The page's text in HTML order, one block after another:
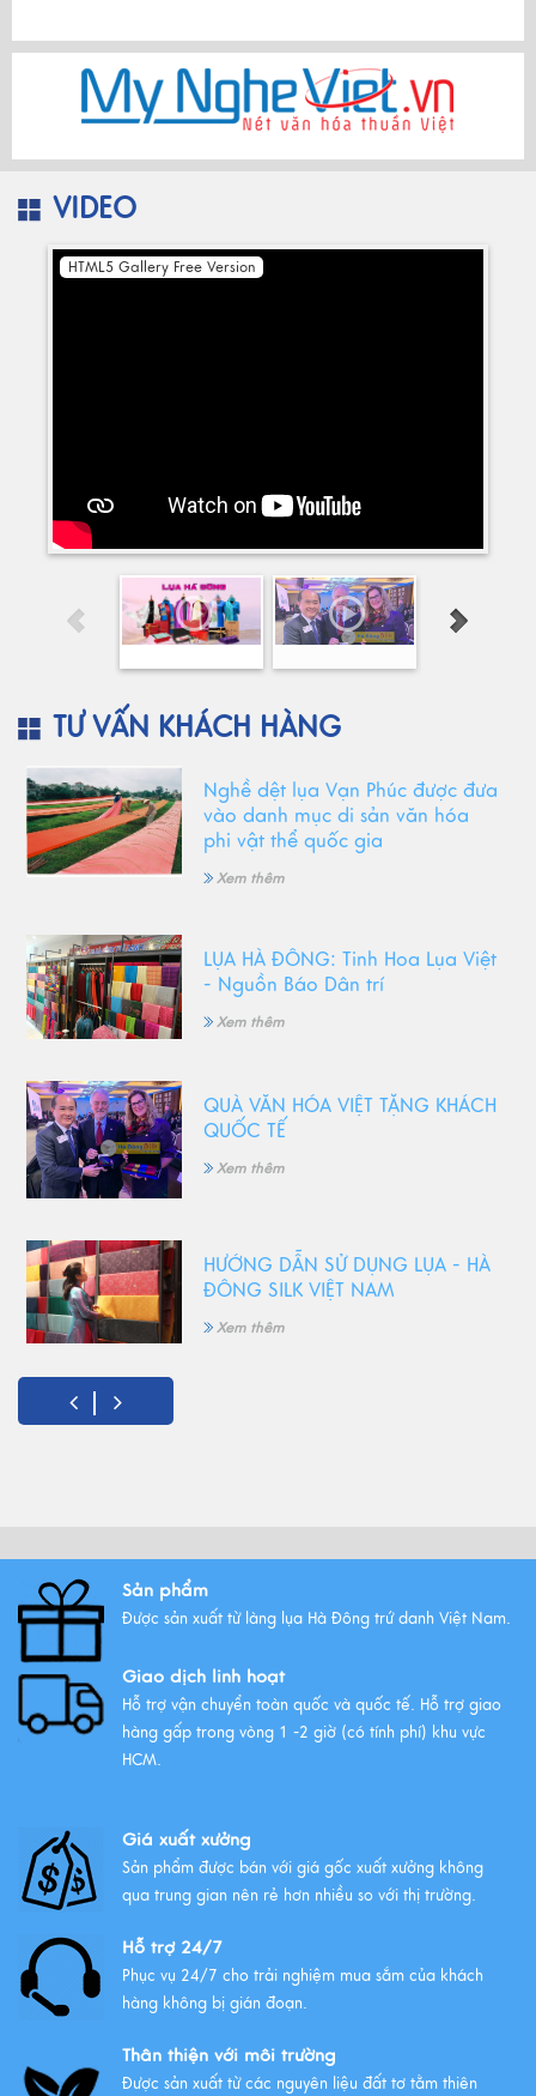
VIDEO
HTML5 Gallery Free Version
TƯ VẤN KHÁCH HÀNG
Nghề dệt lụa Vạn Phúc được đưa
vào danh mục di sản văn hóa
phi vật thể quốc gia
Xem thêm
LỤA HÀ ĐÔNG: Tinh Hoa Lụa Việt
- Nguồn Báo Dân trí
Xem thêm
QUÀ VĂN HÓA VIỆT TẶNG KHÁCH
QUỐC TẾ
Xem thêm
HƯỚNG DẪN SỬ DỤNG LỤA - HÀ
ĐÔNG SILK VIỆT NAM
Xem thêm
Đông trứ danh
Xem thêm
Sản phẩm
Được sản xuất từ làng lụa Hà Đông trứ danh Việt Nam.
Giao dịch linh hoạt
Hỗ trợ vận chuyển toàn quốc và quốc tế. Hỗ trợ giao
hàng gấp trong vòng 1 -2 giờ (có tính phí) khu vực
HCM.
Giá xuất xưởng
Sản phẩm được bán với giá gốc xuất xưởng không
qua trung gian nên rẻ hơn nhiều so với thị trường.
Hỗ trợ 24/7
Phục vụ 24/7 cho trải nghiệm mua sắm của khách
hàng không bị gián đoạn.
Thân thiện với môi trường
Được sản xuất từ các nguyên liệu đất tơ tằm thiên